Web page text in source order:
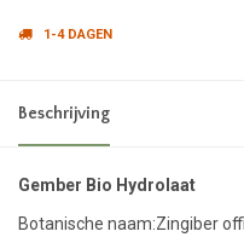
1-4 DAGEN
Beschrijving
Gember Bio Hydrolaat
Botanische naam:Zingiber